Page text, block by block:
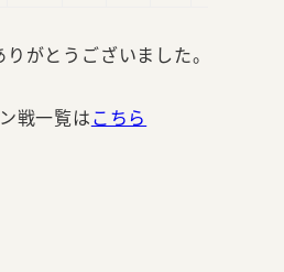
がとうございました。
戦一覧はこちら